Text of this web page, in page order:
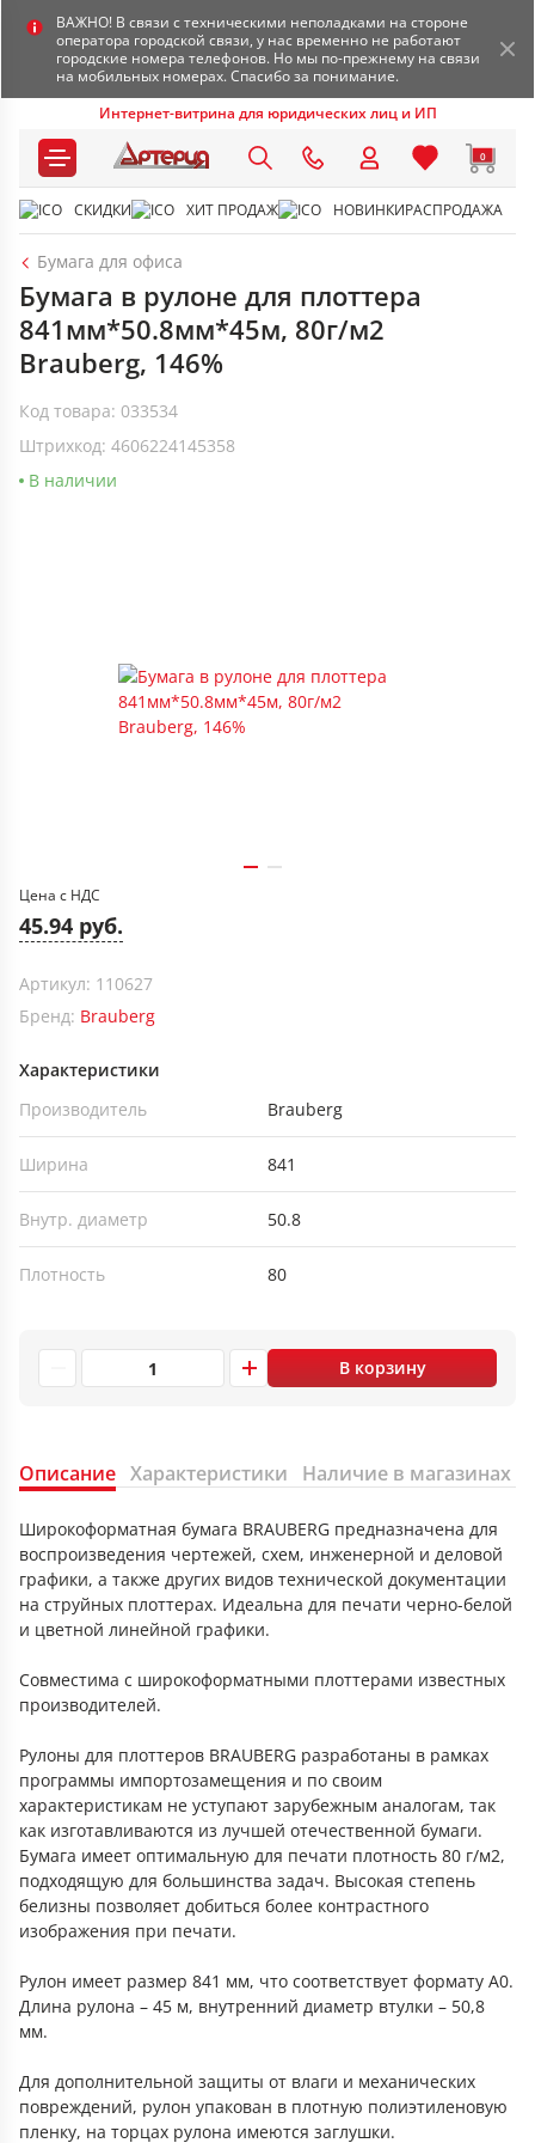
ВАЖНО! В связи с техническими неполадками на стороне
оператора городской связи, у нас временно не работают
городские номера телефонов. Но мы по-прежнему на связи
на мобильных номерах. Спасибо за понимание.
Интернет-витрина для юридических лиц и ИП
0
СКИДКИ ХИТ ПРОДАЖ НОВИНКИРАСПРОДАЖА
Бумага для офиса
Бумага в рулоне для плоттера
841мм*50.8мм*45м, 80г/м2
Brauberg, 146%
Код товара: 033534
Штрихкод: 4606224145358
В наличии
Цена с НДС
45.94 руб.
Артикул: 110627
Бренд: Brauberg
Характеристики
Производитель
Brauberg
Ширина 841
Внутр. диаметр 50.8
Плотность 80
В корзину
Описание Характеристики Наличие в магазинах
Широкоформатная бумага BRAUBERG предназначена для
воспроизведения чертежей, схем, инженерной и деловой
графики, а также других видов технической документации
на струйных плоттерах. Идеальна для печати черно-белой
и цветной линейной графики.
Совместима с широкоформатными плоттерами известных
производителей.
Рулоны для плоттеров BRAUBERG разработаны в рамках
программы импортозамещения и по своим
характеристикам не уступают зарубежным аналогам, так
как изготавливаются из лучшей отечественной бумаги.
Бумага имеет оптимальную для печати плотность 80 г/м2,
подходящую для большинства задач. Высокая степень
белизны позволяет добиться более контрастного
изображения при печати.
Рулон имеет размер 841 мм, что соответствует формату А0.
Длина рулона – 45 м, внутренний диаметр втулки – 50,8
мм.
Для дополнительной защиты от влаги и механических
повреждений, рулон упакован в плотную полиэтиленовую
пленку, на торцах рулона имеются заглушки.